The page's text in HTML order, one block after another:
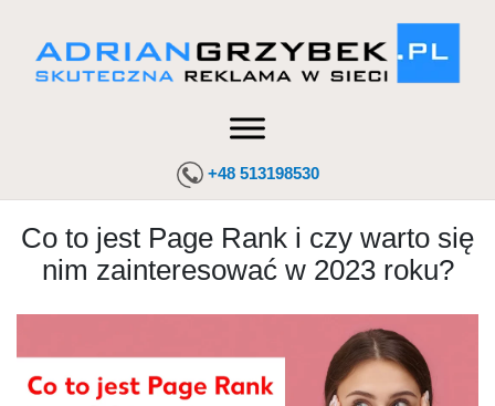
+48 513198530
Co to jest Page Rank i czy warto się
nim zainteresować w 2023 roku?